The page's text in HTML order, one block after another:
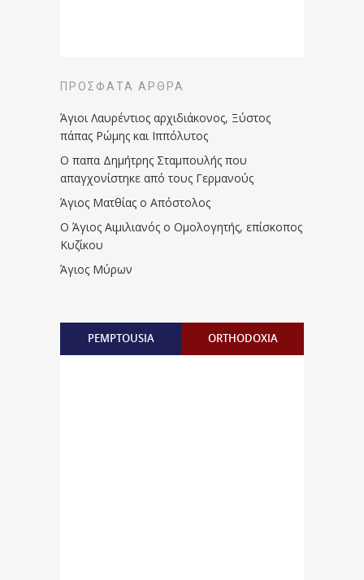
ΠΡΌΣΦΑΤΑ ΆΡΘΡΑ
Άγιοι Λαυρέντιος αρχιδιάκονος, Ξύστος
πάπας Ρώμης και Ιππόλυτος
Ο παπα Δημήτρης Σταμπουλής που
απαγχονίστηκε από τους Γερμανούς
Άγιος Ματθίας ο Απόστολος
Ο Άγιος Αιμιλιανός ο Ομολογητής, επίσκοπος
Κυζίκου
Άγιος Μύρων
PEMPTOUSIA ORTHODOXIA